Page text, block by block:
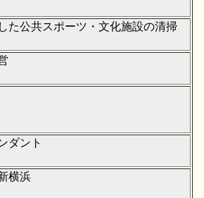
た公共スポーツ・文化施設の清掃
ダント
横浜